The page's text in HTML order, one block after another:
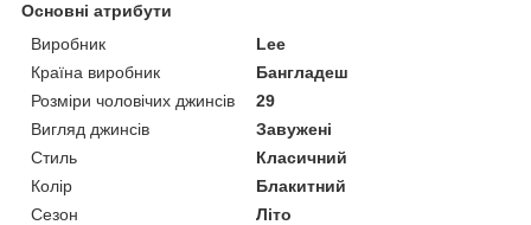
Основні атрибути
Виробник
Lee
Країна виробник
Бангладеш
Розміри чоловічих джинсів
29
Вигляд джинсів
Завужені
Стиль
Класичний
Колір
Блакитний
Сезон
Літо